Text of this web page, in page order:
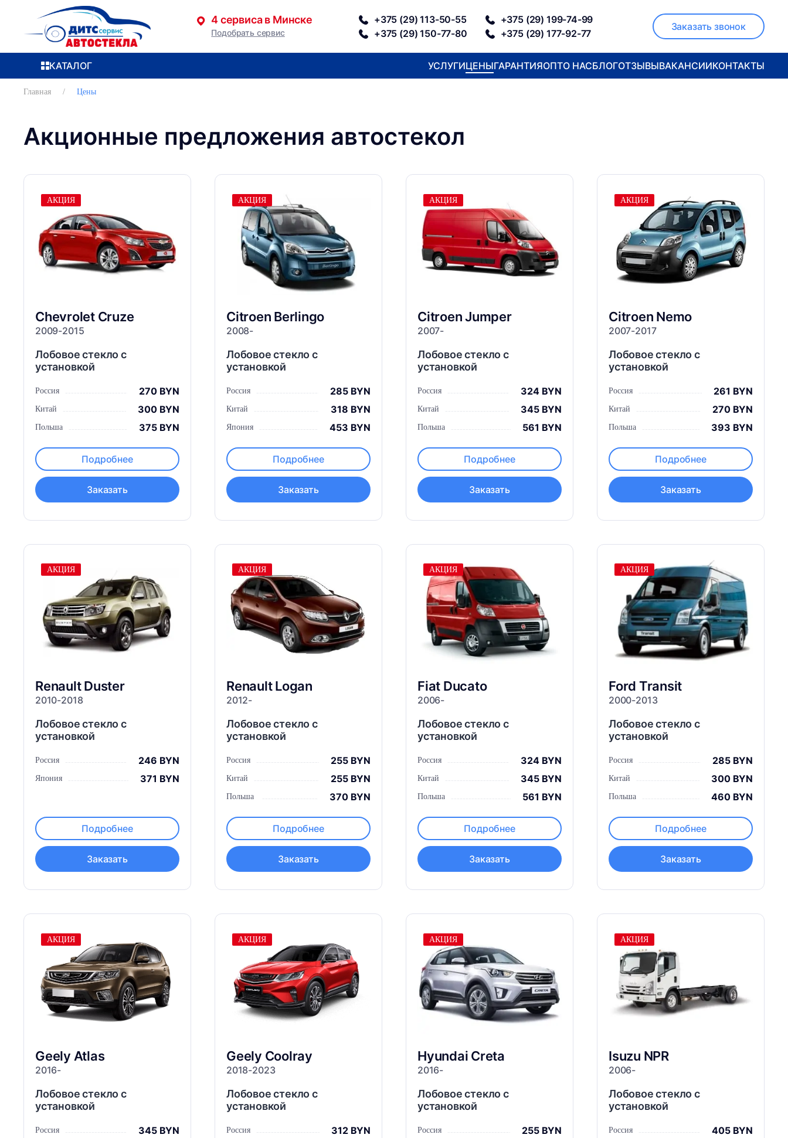
Перейти к содержимому
4 сервиса в Минске
Подобрать сервис
+375 (29) 113-50-55
+375 (29) 199-74-99
+375 (29) 150-77-80
+375 (29) 177-92-77
Заказать звонок
КАТАЛОГ УСЛУГИЦЕНЫГАРАНТИЯОПТО НАСБЛОГОТЗЫВЫВАКАНСИИКОНТАКТЫ
Главная Цены
Акционные предложения автостекол
АКЦИЯ
Chevrolet Cruze
2009-2015
Лобовое стекло с
установкой
Россия 270 BYN
Китай 300 BYN
Польша 375 BYN
Подробнее
Заказать
АКЦИЯ
Citroen Berlingo
2008-
Лобовое стекло с
установкой
Россия 285 BYN
Китай 318 BYN
Япония 453 BYN
Подробнее
Заказать
АКЦИЯ
CitroenJumper
2007-
Лобовое стекло с
установкой
Россия 324 BYN
Китай 345 BYN
Польша 561 BYN
Подробнее
Заказать
АКЦИЯ
Citroen Nemo
2007-2017
Лобовое стекло с
установкой
Россия 261 BYN
Китай 270 BYN
Польша 393 BYN
Подробнее
Заказать
АКЦИЯ
RenaultDuster
2010-2018
Лобовое стекло с
установкой
Россия 246 BYN
Япония 371 BYN
Подробнее
Заказать
АКЦИЯ
RenaultLogan
2012-
Лобовое стекло с
установкой
Россия 255 BYN
Китай 255 BYN
Польша 370 BYN
Подробнее
Заказать
АКЦИЯ
Fiat Ducato
2006-
Лобовое стекло с
установкой
Россия 324 BYN
Китай 345 BYN
Польша 561 BYN
Подробнее
Заказать
АКЦИЯ
Ford Transit
2000-2013
Лобовое стекло с
установкой
Россия 285 BYN
Китай 300 BYN
Польша 460 BYN
Подробнее
Заказать
АКЦИЯ
Geely Atlas
2016-
Лобовое стекло с
установкой
Россия 345 BYN
АКЦИЯ
Geely Coolray
2018-2023
Лобовое стекло с
установкой
Россия 312 BYN
АКЦИЯ
Hyundai Creta
2016-
Лобовое стекло с
установкой
Россия 255 BYN
АКЦИЯ
Isuzu NPR
2006-
Лобовое стекло с
установкой
Россия 405 BYN